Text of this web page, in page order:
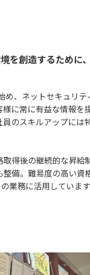
を創造するために
め、ネットセキュリテ
に常に有益な情報を
のスキルアップには
得後の継続的な昇給
備。難易度の高い資
業務に活用していま